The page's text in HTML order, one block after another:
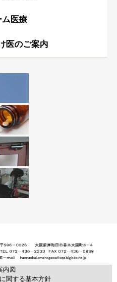
ム医療
医のご案内
内図
関する基本方針